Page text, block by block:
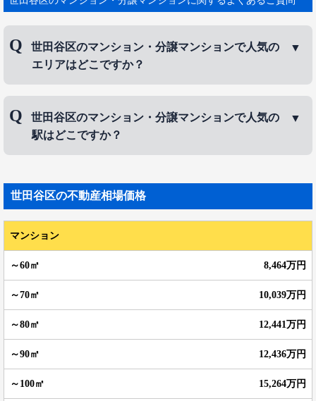
数、納税義務者の数、選挙人名簿登録者数、区役所職員数など
数、従業者数は必ずしも多くないが、医療・福祉関連行と教育・
学習支援行の従業者数はトップだ。
世田谷区で人気の街と言えば、東部にある三軒茶屋。東急田園都
ルキャロットタワーなどの大型施設や、古くからある商店街や下
町の雰囲気と個性的な飲食店が混在し、遊びには事欠かない。 ま
た、少し駅から離れると公園や、北沢川緑道、蛇崩川緑道など、
な催しで街が盛り上がる。
世田谷区のマンション・分譲マンションで人気の
エリアはどこですか？
リアは、成城 、代沢 、 三軒茶屋 などです。
世田谷区のマンション・分譲マンションで人気の
駅はどこですか？
は、成城学園前駅、三軒茶屋駅
す。
世田谷区の不動産相場価格
マンション
8,464万円
10,039万円
12,441万円
12,436万円
15,264万円